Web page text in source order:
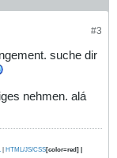
#3
suche dir
nehmen. alá
| HTML/JS/CSS[color=red] |